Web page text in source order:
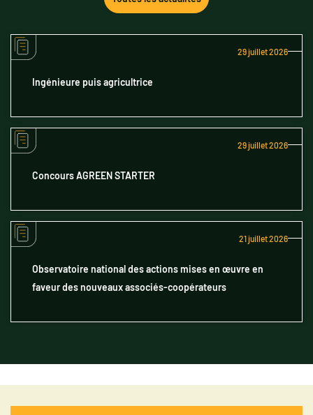
29 juillet 2026
Ingénieure puis agricultrice
29 juillet 2026
Concours AGREEN STARTER
21 juillet 2026
Observatoire national des actions mises en œuvre en
faveur des nouveaux associés-coopérateurs